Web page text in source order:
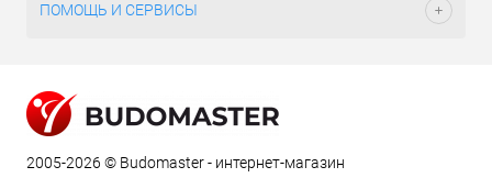
ПОМОЩЬ И СЕРВИСЫ
2005-2026 © Budomaster - интернет-магазин